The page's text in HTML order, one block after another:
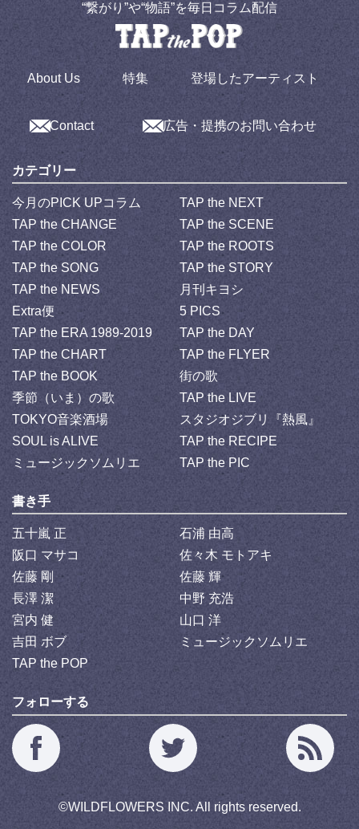
“繋がり”や“物語”を毎日コラム配信
About Us 特集 登場したアーティスト
Contact 広告・提携のお問い合わせ
カテゴリー
今月のPICK UPコラム
TAP the NEXT
TAP the CHANGE
TAP the SCENE
TAP the COLOR
TAP the ROOTS
TAP the SONG
TAP the STORY
TAP the NEWS
月刊キヨシ
Extra便
5 PICS
TAP the ERA 1989-2019
TAP the DAY
TAP the CHART
TAP the FLYER
TAP the BOOK
街の歌
季節（いま）の歌
TAP the LIVE
TOKYO音楽酒場
スタジオジブリ『熱風』
SOUL is ALIVE
TAP the RECIPE
ミュージックソムリエ
TAP the PIC
書き手
五十嵐 正
石浦 由高
阪口 マサコ
佐々木 モトアキ
佐藤 剛
佐藤 輝
長澤 潔
中野 充浩
宮内 健
山口 洋
吉田 ボブ
ミュージックソムリエ
TAP the POP
フォローする
©WILDFLOWERS INC. All rights reserved.